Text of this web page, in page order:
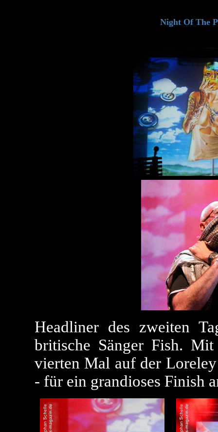
Night Of The
Headliner des zweiten
britische Sänger Fish.
vierten Mal auf der
- für ein grandioses Finish